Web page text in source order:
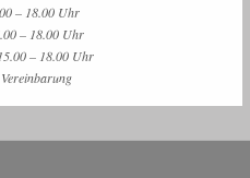
– 18.00 Uhr
– 18.00 Uhr
15.00 – 18.00 Uhr